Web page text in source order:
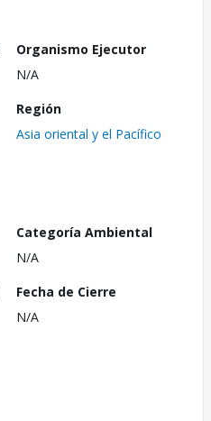
Organismo Ejecutor
N/A
Región
Asia oriental y el Pacífico
Categoría Ambiental
N/A
Fecha de Cierre
N/A